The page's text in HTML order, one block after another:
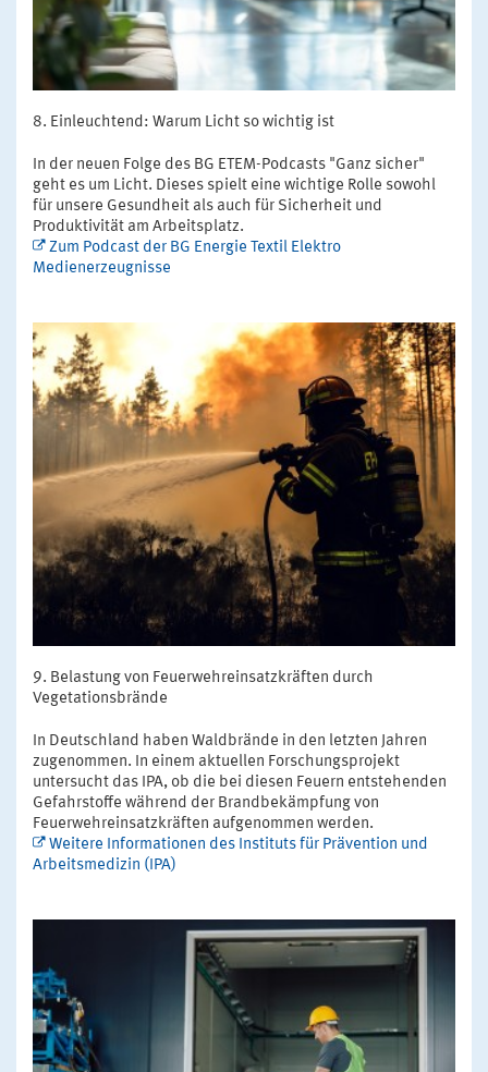
Einleuchtend: Warum Licht so wichtig ist
In der neuen Folge des BG ETEM-Podcasts "Ganz sicher"
geht es um Licht. Dieses spielt eine wichtige Rolle sowohl
für unsere Gesundheit als auch für Sicherheit und
Produktivität am Arbeitsplatz.
Zum Podcast der BG Energie Textil Elektro
Medienerzeugnisse
Belastung von Feuerwehreinsatzkräften durch
Vegetationsbrände
In Deutschland haben Waldbrände in den letzten Jahren
zugenommen. In einem aktuellen Forschungsprojekt
untersucht das IPA, ob die bei diesen Feuern entstehenden
Gefahrstoffe während der Brandbekämpfung von
Feuerwehreinsatzkräften aufgenommen werden.
Weitere Informationen des Instituts für Prävention und
Arbeitsmedizin (IPA)